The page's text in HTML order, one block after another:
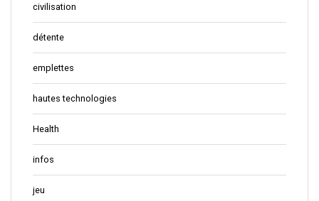
civilisation
détente
emplettes
hautes technologies
Health
infos
jeu